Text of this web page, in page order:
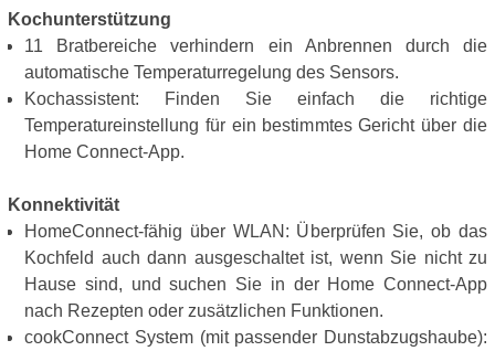
Kochunterstützung
11 Bratbereiche verhindern ein Anbrennen durch die
automatische Temperaturregelung des Sensors.
Kochassistent: Finden Sie einfach die richtige
Temperatureinstellung für ein bestimmtes Gericht über die
Home Connect-App.
Konnektivität
HomeConnect-fähig über WLAN: Überprüfen Sie, ob das
Kochfeld auch dann ausgeschaltet ist, wenn Sie nicht zu
Hause sind, und suchen Sie in der Home Connect-App
nach Rezepten oder zusätzlichen Funktionen.
cookConnect System (mit passender Dunstabzugshaube):